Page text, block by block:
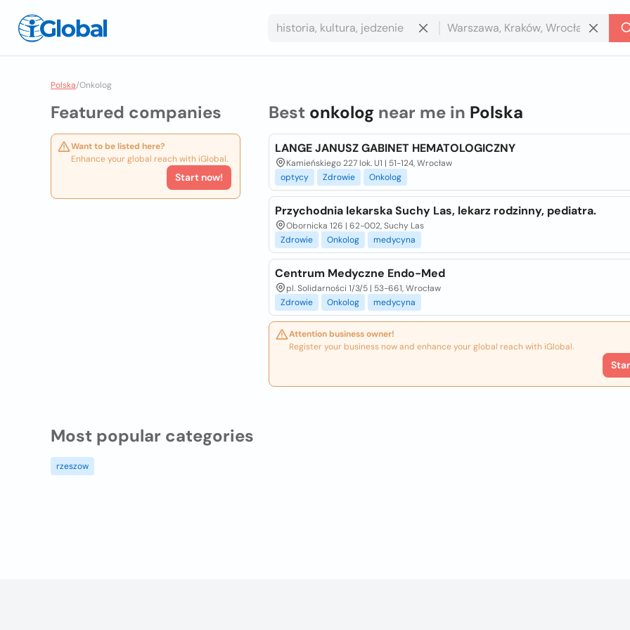
Polska/Onkolog
Featured companies
Want to be listed here?
Enhance your global reach with iGlobal.
Start now!
Best onkolognear me in Polska
LANGE JANUSZ GABINET HEMATOLOGICZNY
Kamieńskiego 227 lok. U1 | 51-124, Wrocław
optycy
Zdrowie Onkolog
Przychodnia lekarska Suchy Las, lekarz rodzinny, pediatra.
Obornicka 126 | 62-002, Suchy Las
Zdrowie
Onkolog medycyna
Centrum Medyczne Endo-Med
pl. Solidarności 1/3/5 | 53-661, Wrocław
Zdrowie
Onkolog medycyna
Attention business owner!
Register your business now and enhance your global reach with iGlobal.
Most popular categories
rzeszow